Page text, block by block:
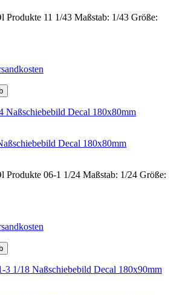
Produkte 11 1/43 Maßstab: 1/43 Größe:
Decal 180x80mm
Produkte 06-1 1/24 Maßstab: 1/24 Größe: